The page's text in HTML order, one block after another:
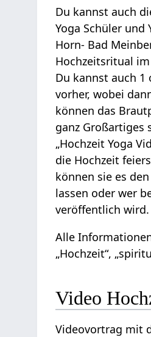
Du kannst auch
Yoga Schüler
Horn- Bad
Hochzeitsritual
Du kannst auch
vorher, wobei
können das
ganz Großartiges
„Hochzeit Yoga
die Hochzeit
können sie es
lassen oder wer
veröffentlich
Alle
„Hochzeit“,
Video
Videovortrag mit